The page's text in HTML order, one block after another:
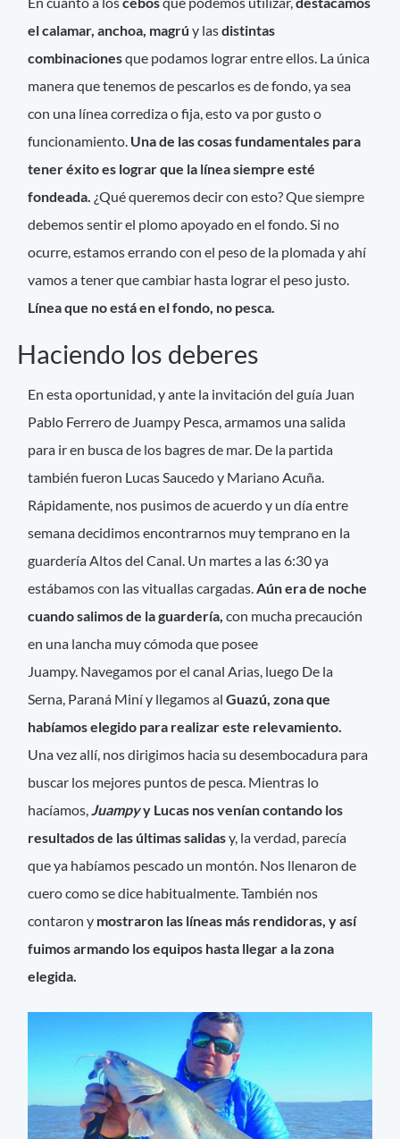
el calamar, anchoa, magrúy lasdistintas
combinacionesque podamos lograr entre ellos. La única
manera que tenemos de pescarlos es de fondo, ya sea
con una línea corrediza o fija, esto va por gusto o
funcionamiento. Una de las cosas fundamentales para
tener éxito es lograr que la línea siempre esté
fondeada. ¿Qué queremos decir con esto? Que siempre
debemos sentir el plomo apoyado en el fondo. Si no
ocurre, estamos errando con el peso de la plomada y ahí
vamos a tener que cambiar hasta lograr el peso justo.
Línea que no está en el fondo, no pesca.
Haciendo los deberes
En esta oportunidad, y ante la invitación del guía Juan
Pablo Ferrero de Juampy Pesca, armamos una salida
para ir en busca de los bagres de mar. De la partida
también fueron Lucas Saucedo y Mariano Acuña.
Rápidamente, nos pusimos de acuerdo y un día entre
semana decidimos encontrarnos muy temprano en la
guardería Altos del Canal. Un martes a las 6:30 ya
estábamos con las vituallas cargadas.Aún era de noche
cuando salimos de la guardería, con mucha precaución
en una lancha muy cómoda que posee
Juampy. Navegamos por el canal Arias, luego De la
Serna, Paraná Miní y llegamos alGuazú, zona que
habíamos elegido para realizar este relevamiento.
Una vez allí, nos dirigimos hacia su desembocadura para
buscar los mejores puntos de pesca. Mientras lo
hacíamos,Juampyy Lucas nos venían contando los
resultados de las últimas salidasy, la verdad, parecía
que ya habíamos pescado un montón. Nos llenaron de
cuero como se dice habitualmente. También nos
contaron y mostraron las líneas más rendidoras, y así
fuimos armando los equipos hasta llegar a la zona
elegida.